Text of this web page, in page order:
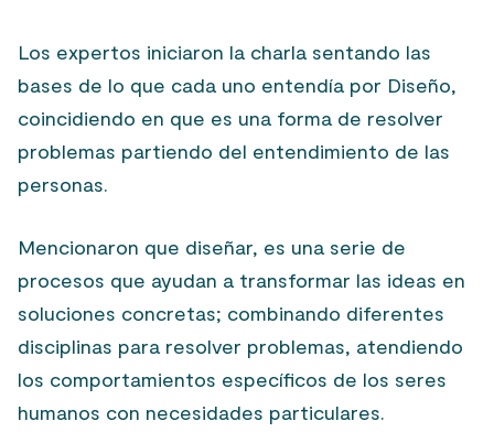
Los expertos iniciaron la charla sentando las
bases de lo que cada uno entendía por Diseño,
coincidiendo en que es una forma de resolver
problemas partiendo del entendimiento de las
personas.
Mencionaron que diseñar, es una serie de
procesos que ayudan a transformar las ideas en
soluciones concretas; combinando diferentes
disciplinas para resolver problemas, atendiendo
los comportamientos específicos de los seres
humanos con necesidades particulares.